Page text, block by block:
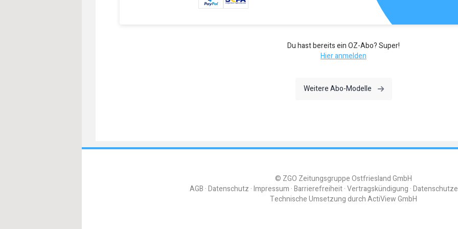
Du hast bereits ein OZ-Abo? Super!
Hier anmelden
Weitere Abo-Modelle
© ZGO Zeitungsgruppe Ostfriesland GmbH
AGB Datenschutz Impressum Barrierefreiheit Vertragskündigung
Technische Umsetzung durchActiView GmbH